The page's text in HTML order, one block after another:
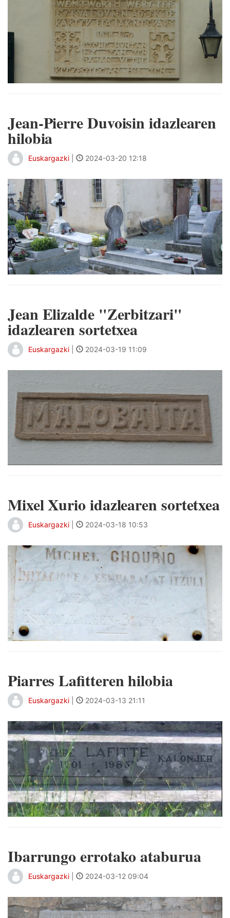
Jean-Pierre Duvoisin idazlearen
hilobia
Euskargazki 2024-03-20 12:18
Jean Elizalde "Zerbitzari"
idazlearen sortetxea
Euskargazki 2024-03-19 11:09
Mixel Xurio idazlearen sortetxea
Euskargazki 2024-03-18 10:53
Piarres Lafitteren hilobia
Euskargazki 2024-03-13 21:11
Ibarrungo errotako ataburua
Euskargazki 2024-03-12 09:04